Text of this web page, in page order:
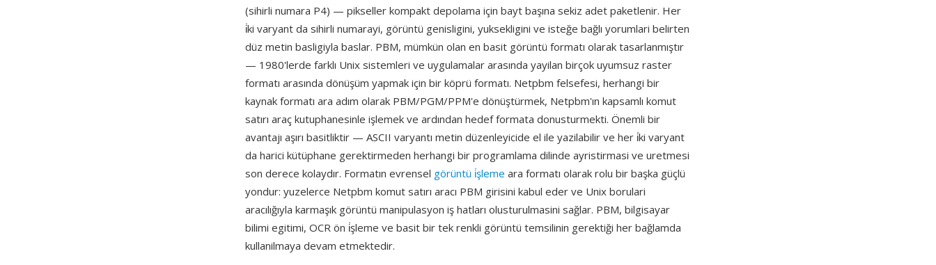
(sihirli numara P4) — pikseller kompakt depolama için bayt başına sekiz adet paketlenir. Her
i̇ki varyant da sihirli numarayi, görüntü genisligini, yuksekligini ve isteğe bağlı yorumlari belirten
düz metin basligiyla baslar. PBM, mümkün olan en basit görüntü formatı olarak tasarlanmıştır
— 1980'lerde farklı Unix sistemleri ve uygulamalar arasında yayilan birçok uyumsuz raster
formatı arasında dönüşüm yapmak için bir köprü formatı. Netpbm felsefesi, herhangi bir
kaynak formatı ara adım olarak PBM/PGM/PPM'e dönüştürmek, Netpbm'ın kapsamlı komut
satırı araç kutuphanesinle işlemek ve ardından hedef formata donusturmekti. Önemli bir
avantajı aşırı basitliktir — ASCII varyantı metin düzenleyicide el ile yazilabilir ve her i̇ki varyant
da harici kütüphane gerektirmeden herhangi bir programlama dilinde ayristirmasi ve uretmesi
son derece kolaydır. Formatın evrensel görüntü i̇şleme ara formatı olarak rolu bir başka güçlü
yondur: yuzelerce Netpbm komut satırı aracı PBM girisini kabul eder ve Unix borulari
aracılığıyla karmaşık görüntü manipulasyon iş hatları olusturulmasini sağlar. PBM, bilgisayar
bilimi egitimi, OCR ön i̇şleme ve basit bir tek renkli görüntü temsilinin gerektiği her bağlamda
kullanilmaya devam etmektedir.